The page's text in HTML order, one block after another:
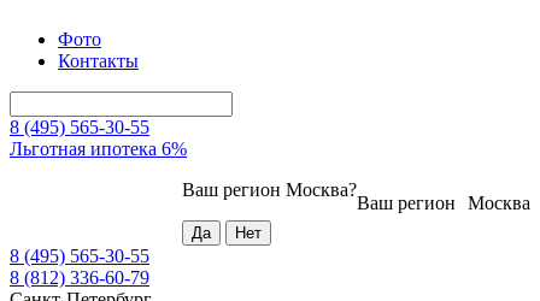
Фото
Контакты
8 (495) 565-30-55
Льготная ипотека 6%
Москва
Ваш регион
Ваш регион Москва?
8 (495) 565-30-55
8 (812) 336-60-79